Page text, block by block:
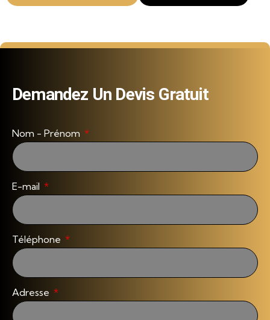
Demandez Un Devis Gratuit
Nom - Prénom
E-mail
Téléphone
Adresse